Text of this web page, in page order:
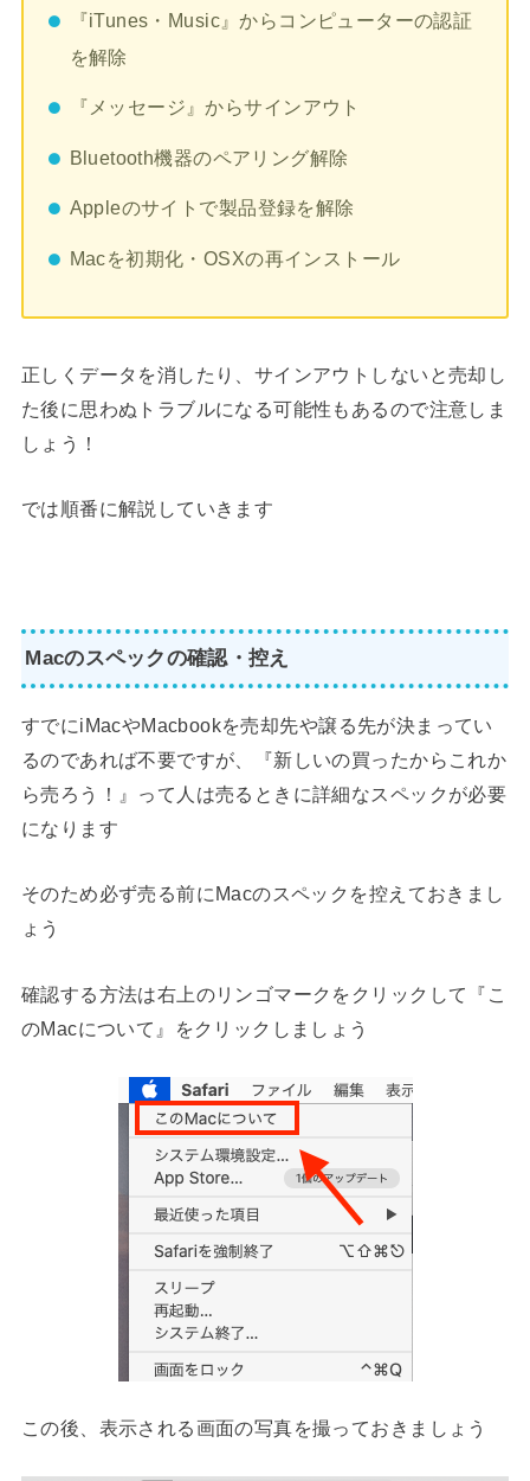
『iTunes・Music』からコンピューターの認証
を解除
『メッセージ』からサインアウト
Bluetooth機器のペアリング解除
Appleのサイトで製品登録を解除
Macを初期化・OSXの再インストール
正しくデータを消したり、サインアウトしないと売却し
た後に思わぬトラブルになる可能性もあるので注意しま
しょう！
では順番に解説していきます
Macのスペックの確認・控え
すでにiMacやMacbookを売却先や譲る先が決まってい
るのであれば不要ですが、『新しいの買ったからこれか
ら売ろう！』って人は売るときに詳細なスペックが必要
になります
そのため必ず売る前にMacのスペックを控えておきまし
ょう
確認する方法は右上のリンゴマークをクリックして『こ
のMacについて』をクリックしましょう
この後、表示される画面の写真を撮っておきましょう